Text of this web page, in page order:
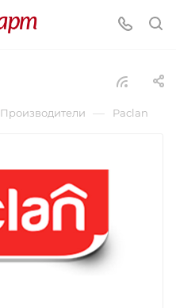
Производители — Paclan